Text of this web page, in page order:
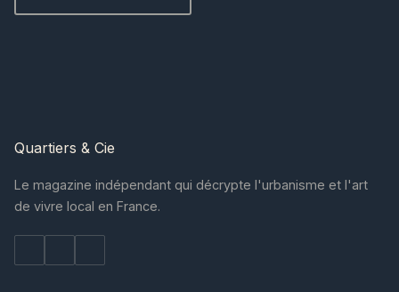
Quartiers & Cie
Le magazine indépendant qui décrypte l'urbanisme et l'art
de vivre local en France.